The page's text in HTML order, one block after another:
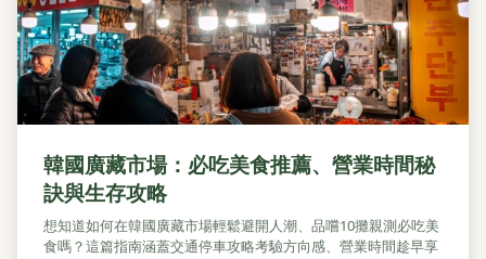
韓國廣藏市場：必吃美食推薦、營業時間秘
訣與生存攻略
想知道如何在韓國廣藏市場輕鬆避開人潮、品嚐10攤親測必吃美
食嗎？這篇指南涵蓋交通停車攻略考驗方向感、營業時間趁早享